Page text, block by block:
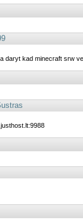
daryt kad minecraft srw